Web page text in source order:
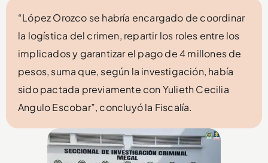
“López Orozco se habría encargado de coordinar
la logística del crimen, repartir los roles entre los
implicados y garantizar el pago de 4 millones de
pesos, suma que, según la investigación, había
sido pactada previamente con Yulieth Cecilia
Angulo Escobar”, concluyó la Fiscalía.